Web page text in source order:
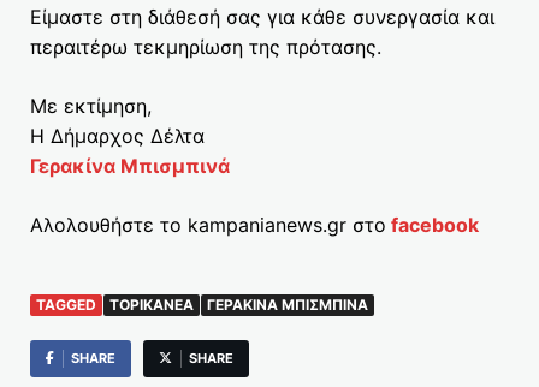
Είμαστε στη διάθεσή σας για κάθε συνεργασία και
περαιτέρω τεκμηρίωση της πρότασης.
Με εκτίμηση,
Η Δήμαρχος Δέλτα
Γερακίνα Μπισμπινά
Αλολουθήστε το kampanianews.gr στο facebook
TAGGED TOPIKANEA ΓΕΡΑΚΊΝΑ ΜΠΙΣΜΠΙΝΆ
SHARE SHARE